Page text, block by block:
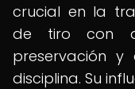
crucial en la
de tiro con
preservación
disciplina. Su